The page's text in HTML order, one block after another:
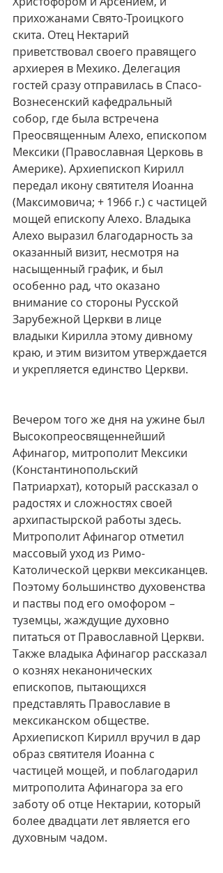
прихожанами Свято-Троицкого
скита. Отец Нектарий
приветствовал своего правящего
архиерея в Мехико. Делегация
гостей сразу отправилась в Спасо-
Вознесенский кафедральный
собор, где была встречена
Преосвященным Алехо, епископом
Мексики (Православная Церковь в
Америке). Архиепископ Кирилл
передал икону святителя Иоанна
(Максимовича; + 1966 г.) с частицей
мощей епископу Алехо. Владыка
Алехо выразил благодарность за
оказанный визит, несмотря на
насыщенный график, и был
особенно рад, что оказано
внимание со стороны Русской
Зарубежной Церкви в лице
владыки Кирилла этому дивному
краю, и этим визитом утверждается
и укрепляется единство Церкви.
Вечером того же дня на ужине был
Высокопреосвященнейший
Афинагор, митрополит Мексики
(Константинопольский
Патриархат), который рассказал о
радостях и сложностях своей
архипастырской работы здесь.
Митрополит Афинагор отметил
массовый уход из Римо-
Католической церкви мексиканцев.
Поэтому большинство духовенства
и паствы под его омофором –
туземцы, жаждущие духовно
питаться от Православной Церкви.
Также владыка Афинагор рассказал
о кознях неканонических
епископов, пытающихся
представлять Православие в
мексиканском обществе.
Архиепископ Кирилл вручил в дар
образ святителя Иоанна с
частицей мощей, и поблагодарил
митрополита Афинагора за его
заботу об отце Нектарии, который
более двадцати лет является его
духовным чадом.